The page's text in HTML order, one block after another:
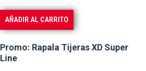
AÑADIR AL CARRITO
Promo: Rapala Tijeras XD Super
Line